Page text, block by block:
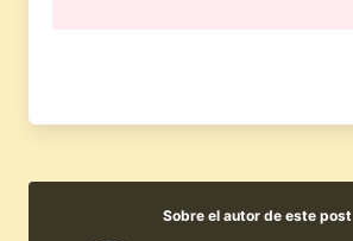
Sobre el autor de este post